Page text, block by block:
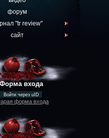
форум
"tr review"
сайт
Форма входа
Войти через uID
форма входа